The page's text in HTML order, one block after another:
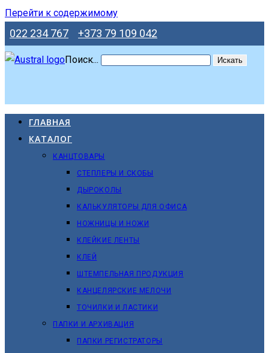
Перейти к содержимому
022 234 767 +373 79 109 042
Поиск... Искать
ГЛАВНАЯ
КАТАЛОГ
КАНЦТОВАРЫ
СТЕПЛЕРЫ И СКОБЫ
ДЫРОКОЛЫ
КАЛЬКУЛЯТОРЫ ДЛЯ ОФИСА
НОЖНИЦЫ И НОЖИ
КЛЕЙКИЕ ЛЕНТЫ
КЛЕЙ
ШТЕМПЕЛЬНАЯ ПРОДУКЦИЯ
КАНЦЕЛЯРСКИЕ МЕЛОЧИ
ТОЧИЛКИ И ЛАСТИКИ
ПАПКИ И АРХИВАЦИЯ
ПАПКИ РЕГИСТРАТОРЫ